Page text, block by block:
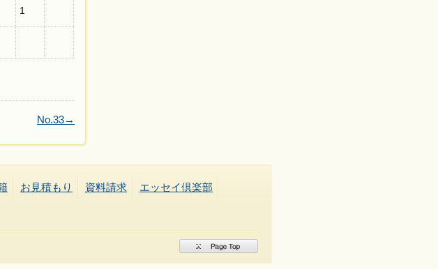
1
No.33→
お見積もり 資料請求 エッセイ倶楽部